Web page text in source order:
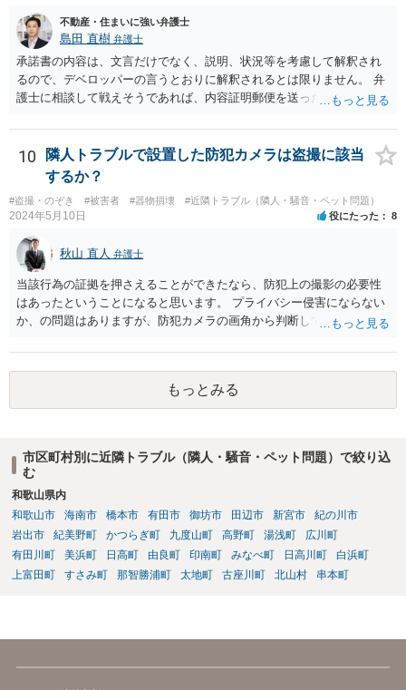
不動産・住まいに強い弁護士
島田 直樹 弁護士
承諾書の内容は、文言だけでなく、説明、状況等を考慮して解釈され
るので、デベロッパーの言うとおりに解釈されるとは限りません。 弁
護士に相談して戦えそうであれば、内容証明郵便を送ったうえで、デ
10
隣人トラブルで設置した防犯カメラは盗撮に該当
するか？
#盗撮・のぞき #被害者 #器物損壊 #近隣トラブル（隣人・騒音・ペット問題）
2024年5月10日 役にたった 8
秋山 直人 弁護士
当該行為の証拠を押さえることができたなら、防犯上の撮影の必要性
はあったということになると思います。 プライバシー侵害にならない
か、の問題はありますが、防犯カメラの画角から判断して、隣人のプ
「盗撮」という指摘はあたらないのではないか、と思います。
もっとみる
市区町村別に近隣トラブル（隣人・騒音・ペット問題）で絞り込
む
和歌山県内
和歌山市
海南市 橋本市 有田市 御坊市 田辺市 新宮市
紀の川市
岩出市
紀美野町 かつらぎ町 九度山町 高野町 湯浅町
広川町
有田川町
美浜町 日高町 由良町 印南町 みなべ町 日高川町
白浜町
上富田町
すさみ町 那智勝浦町 太地町 古座川町 北山村 串本町